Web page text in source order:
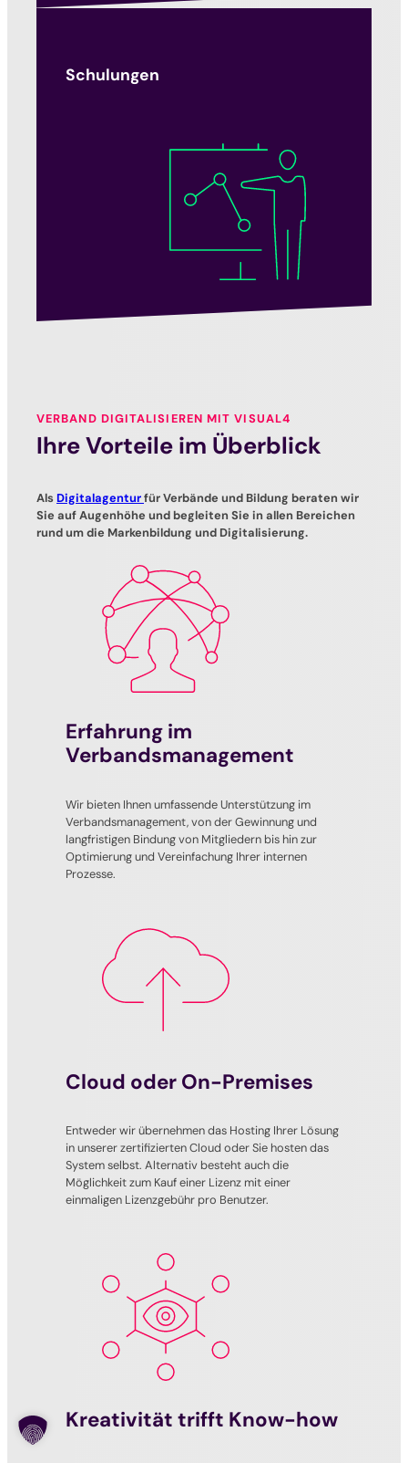
Schulungen
VERBAND DIGITALISIEREN MIT VISUAL4
Ihre Vorteile im Überblick
Als Digitalagenturfür Verbände und Bildung beraten wir
Sie auf Augenhöhe und begleiten Sie in allen Bereichen
rund um die Markenbildung und Digitalisierung.
Erfahrung im
Verbandsmanagement
Wir bieten Ihnen umfassende Unterstützung im
Verbandsmanagement, von der Gewinnung und
langfristigen Bindung von Mitgliedern bis hin zur
Optimierung und Vereinfachung Ihrer internen
Prozesse.
Cloud oder On-Premises
Entweder wir übernehmen das Hosting Ihrer Lösung
in unserer zertifizierten Cloud oder Sie hosten das
System selbst. Alternativ besteht auch die
Möglichkeit zum Kauf einer Lizenz mit einer
einmaligen Lizenzgebühr pro Benutzer.
Kreativität trifft Know-how